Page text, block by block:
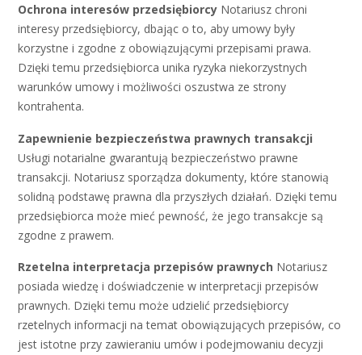
Ochrona interesów przedsiębiorcy Notariusz chroni
interesy przedsiębiorcy, dbając o to, aby umowy były
korzystne i zgodne z obowiązującymi przepisami prawa.
Dzięki temu przedsiębiorca unika ryzyka niekorzystnych
warunków umowy i możliwości oszustwa ze strony
kontrahenta.
Zapewnienie bezpieczeństwa prawnych transakcji
Usługi notarialne gwarantują bezpieczeństwo prawne
transakcji. Notariusz sporządza dokumenty, które stanowią
solidną podstawę prawna dla przyszłych działań. Dzięki temu
przedsiębiorca może mieć pewność, że jego transakcje są
zgodne z prawem.
Rzetelna interpretacja przepisów prawnych Notariusz
posiada wiedzę i doświadczenie w interpretacji przepisów
prawnych. Dzięki temu może udzielić przedsiębiorcy
rzetelnych informacji na temat obowiązujących przepisów, co
jest istotne przy zawieraniu umów i podejmowaniu decyzji